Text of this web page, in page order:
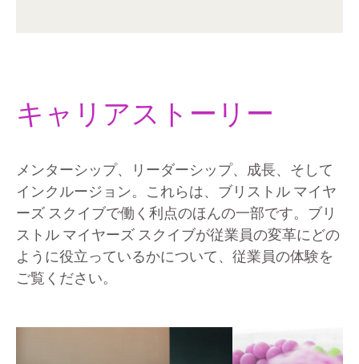
キャリアストーリー
メンターシップ、リーダーシップ、成長、そして
インクルージョン。これらは、ブリストル マイヤ
ーズ スクイブで働く利点のほんの一部です。ブリ
ストル マイヤーズ スクイブが従業員の変革にどの
ように役立っているかについて、従業員の体験を
ご覧ください。